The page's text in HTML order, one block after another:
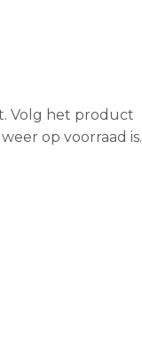
Volg het product
op voorraad is.